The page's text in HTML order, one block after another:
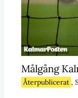
Målgång
Återpublicerat ,